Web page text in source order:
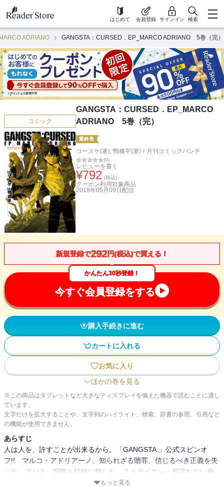
はじめて 会員登録 サインイン 検索
ADRIANO GANGSTA：CURSED．EP_MARCO ADRIANO 5巻（完）
コミック
GANGSTA：CURSED．EP_MARCO
ADRIANO 5巻（完）
最終巻
コースケ(著), 鴨修平(著) / 月刊コミックバンチ
(0)
レビューを書く
¥792 (税込)
クーポン利用対象商品
2018年05月09日 配信
新規登録で292円(税込)で買える！
かんたん30秒登録！
今すぐ会員登録をする
購入手続きに進む
カートに入れる
お気に入り
ほかの巻を見る
※この商品はタブレットなど大きなディスプレイを備えた機器で読むことに適し
ています。
文字だけを拡大することや、文字列のハイライト、検索、辞書の参照、引用など
の機能が使用できません。
あらすじ
人は人を、許すことが出来るから。「GANGSTA.」公式スピンオ
フ!! マルコ・アドリアーノ、知られざる贖罪。信じるべき正義を失
った、スパス。狩猟を純粋に愉しむ、ストライカ―。相容れない倫
理観が、交わした約束を砕く。嘆声に包まれた、訣別の儀式は
もっと見る